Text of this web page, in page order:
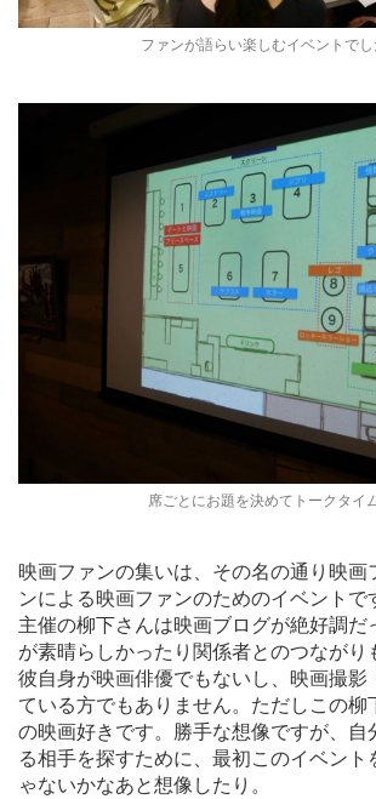
ファンが語らい楽しむイベントでし
席ごとにお題を決めてトークタイ
映画ファンの集いは、その名の通り映画
ンによる映画ファンのためのイベントで
主催の柳下さんは映画ブログが絶好調だ
が素晴らしかったり関係者とのつながり
彼自身が映画俳優でもないし、映画撮影
ている方でもありません。ただしこの柳
の映画好きです。勝手な想像ですが、自
る相手を探すために、最初このイベント
ゃないかなあと想像したり。